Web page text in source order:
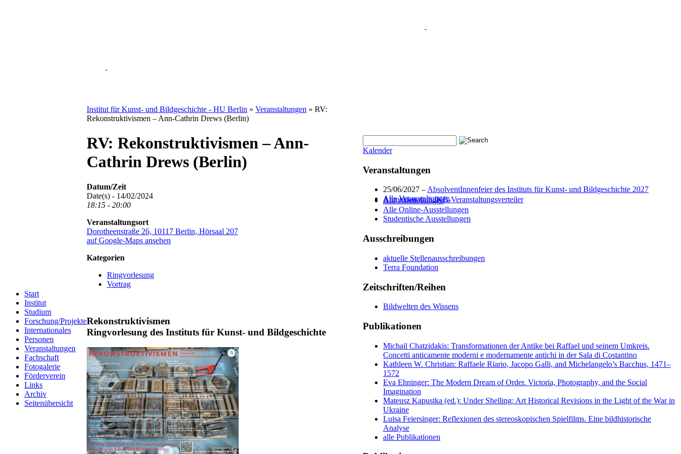
Start
Institut
Studium
Forschung/Projekte
Internationales
Personen
Veranstaltungen
Fachschaft
Fotogalerie
Förderverein
Links
Archiv
Seitenübersicht
Institut für Kunst- und Bildgeschichte - HU Berlin » Veranstaltungen » RV:
Rekonstruktivismen – Ann-Cathrin Drews (Berlin)
RV: Rekonstruktivismen – Ann-
Cathrin Drews (Berlin)
Datum/Zeit
Date(s) - 14/02/2024
18:15 - 20:00
Veranstaltungsort
Dorotheenstraße 26, 10117 Berlin, Hörsaal 207
auf Google-Maps ansehen
Kategorien
Ringvorlesung
Vortrag
Rekonstruktivismen
Ringvorlesung des Instituts für Kunst- und Bildgeschichte
Kalender
Veranstaltungen
25/06/2027 –AbsolventInnenfeier des Instituts für Kunst- und Bildgeschichte 2027
Alle Veranstaltungen
Anmelden zum IKB-Veranstaltungsverteiler
Alle Ausstellungen
Alle Online-Ausstellungen
Studentische Ausstellungen
Ausschreibungen
aktuelle Stellenausschreibungen
Terra Foundation
Zeitschriften/Reihen
Bildwelten des Wissens
Publikationen
Michail Chatzidakis: Transformationen der Antike bei Raffael und seinem Umkreis.
Concetti anticamente moderni e modernamente antichi in der Sala di Costantino
Kathleen W. Christian: Raffaele Riario, Jacopo Galli, and Michelangelo’s Bacchus, 1471–
1572
Eva Ehninger: The Modern Dream of Order. Victoria, Photography, and the Social
Imagination
Mateusz Kapustka (ed.): Under Shelling: Art Historical Revisions in the Light of the War in
Ukraine
Luisa Feiersinger: Reflexionen des stereoskopischen Spielfilms. Eine bildhistorische
Analyse
alle Publikationen